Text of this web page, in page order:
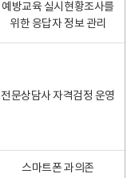
예방교육 실시현황조사를
위한 응답자 정보 관리
전문상담사 자격검정 운영
스마트폰 과의존